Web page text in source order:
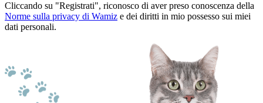
Cliccando su "Registrati", riconosco di aver preso conoscenza della
Norme sulla privacy di Wamiz e dei diritti in mio possesso sui miei
dati personali.